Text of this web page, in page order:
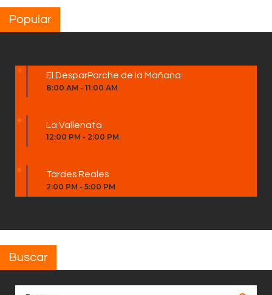
Popular
El DesparParche de la Mañana
8:00 AM - 11:00 AM
La Vallenata
12:00 PM - 2:00 PM
Tardes Reales
2:00 PM - 5:00 PM
Buscar